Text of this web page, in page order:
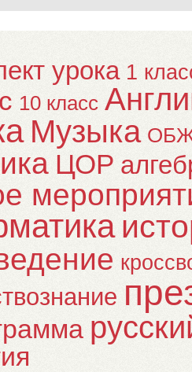
урока 1
10 класс
Музыка
ЦОР